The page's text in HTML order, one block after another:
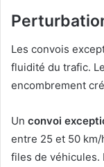
Les convois
fluidité du trafic.
encombrement
Un convoi
entre 25 et 50
files de véhicules.